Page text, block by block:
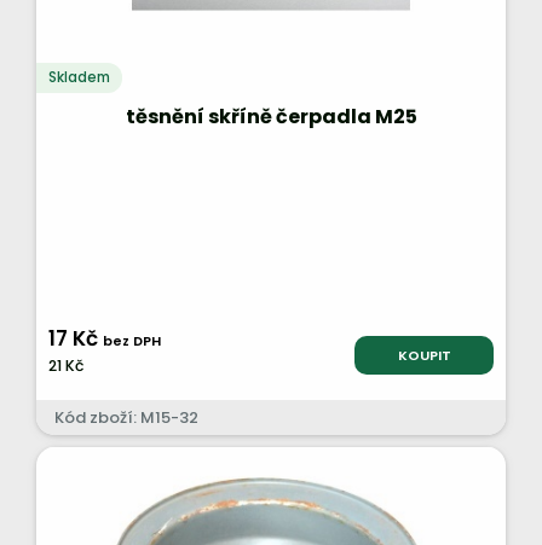
Skladem
těsnění skříně čerpadla M25
17 Kč bez DPH
21 Kč KOUPIT
Kód zboží: M15-32